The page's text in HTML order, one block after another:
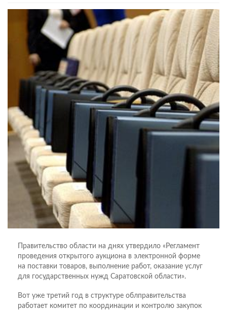
Правительство области на днях утвердило «Регламент
проведения открытого аукциона в электронной форме
на поставки товаров, выполнение работ, оказание услуг
для государственных нужд Саратовской области».
Вот уже третий год в структуре облправительства
работает комитет по координации и контролю закупок